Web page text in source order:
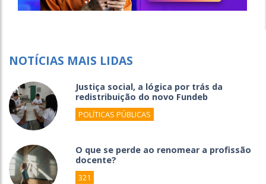
NOTÍCIAS MAIS LIDAS
Justiça social, a lógica por trás da
redistribuição do novo Fundeb
POLÍTICAS PÚBLICAS
O que se perde ao renomear a profissão
docente?
321